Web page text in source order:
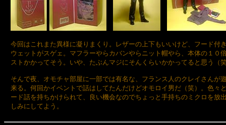
今回はこれまた異様に凝りまくり。レザーの上下もいいけど、フード付
ウェットがスゲェ。マフラーやらカバンやらニット帽やら、本体の１０
ストかかってそう。いや、たぶんマジにそんくらいかかってると思う（
そんで夜、オモチャ部屋に一部では有名な、フランス人のクレイさんが
来る。何回かイベントで話はしてたんだけどオモロイ男だ（笑）。色々
ード話を持ちかけられて、良い機会なのでちょっと手持ちのミクロを放
しみにしてよう。